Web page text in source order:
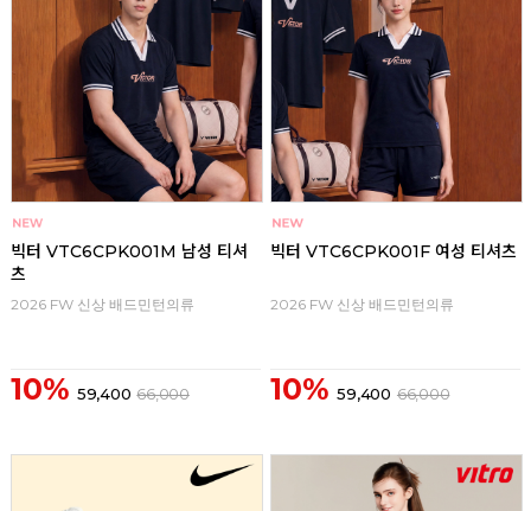
빅터 VTC6CPK001M 남성 티셔
츠
2026 FW 신상 배드민턴의류
10% 59,400 66,000
빅터 VTC6CPK001F 여성 티셔츠
2026 FW 신상 배드민턴의류
10% 59,400 66,000